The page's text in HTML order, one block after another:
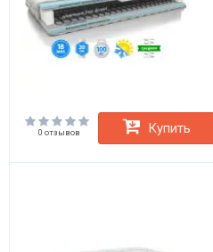
0 отзывов Купить